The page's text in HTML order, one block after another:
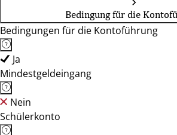
Bedingung für die
Bedingungen für die Kontoführung
Ja
Mindestgeldeingang
Nein
Schülerkonto